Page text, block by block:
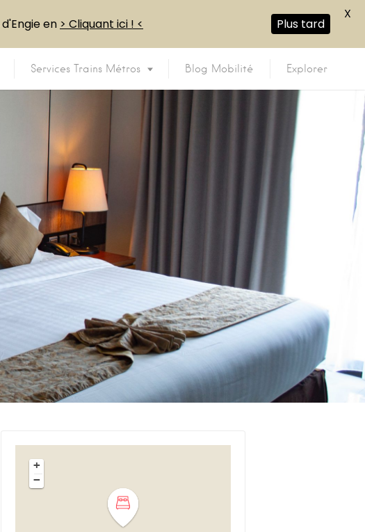
Services Trains Métros Blog Mobilité Explorer
+
−
d'Engie en > Cliquant ici ! < Plus tard
X